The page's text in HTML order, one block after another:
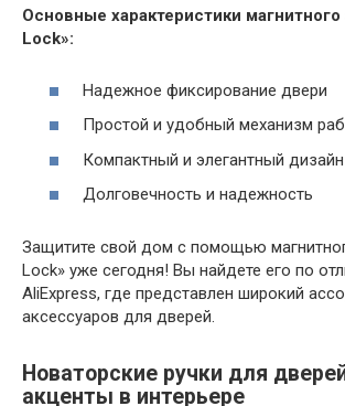
Основные характеристики
Lock»:
Надежное фиксирование двери
Простой и удобный механизм
Компактный и элегантный дизайн
Долговечность и надежность
Защитите свой дом с помощью
Lock» уже сегодня! Вы найдете его по
AliExpress, где представлен широкий
аксессуаров для дверей.
Новаторские ручки для
акценты в интерьере